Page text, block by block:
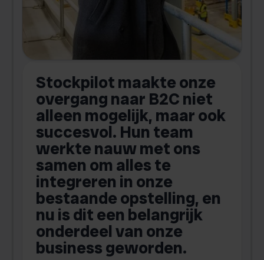
Stockpilot maakte onze
overgang naar B2C niet
alleen mogelijk, maar ook
succesvol. Hun team
werkte nauw met ons
samen om alles te
integreren in onze
bestaande opstelling, en
nu is dit een belangrijk
onderdeel van onze
business geworden.